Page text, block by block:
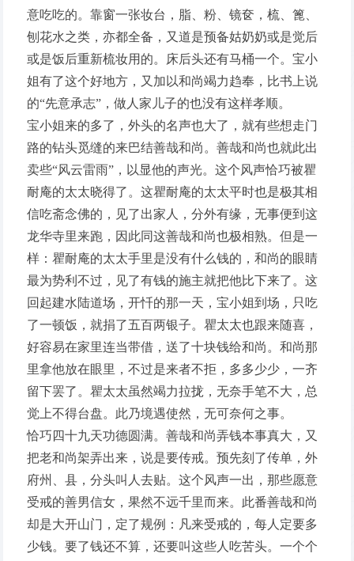
意吃吃的。靠窗一张妆台，脂、粉、镜奁，梳、篦、
刨花水之类，亦都全备，又道是预备姑奶奶或是觉后
或是饭后重新梳妆用的。床后头还有马桶一个。宝小
姐有了这个好地方，又加以和尚竭力趋奉，比书上说
的“先意承志”，做人家儿子的也没有这样孝顺。
宝小姐来的多了，外头的名声也大了，就有些想走门
路的钻头觅缝的来巴结善哉和尚。善哉和尚也就此出
卖些“风云雷雨”，以显他的声光。这个风声恰巧被瞿
耐庵的太太晓得了。这瞿耐庵的太太平时也是极其相
信吃斋念佛的，见了出家人，分外有缘，无事便到这
龙华寺里来跑，因此同这善哉和尚也极相熟。但是一
样：瞿耐庵的太太手里是没有什么钱的，和尚的眼睛
最为势利不过，见了有钱的施主就把他比下来了。这
回起建水陆道场，开忏的那一天，宝小姐到场，只吃
了一顿饭，就捐了五百两银子。瞿太太也跟来随喜，
好容易在家里连当带借，送了十块钱给和尚。和尚那
里拿他放在眼里，不过是来者不拒，多多少少，一齐
留下罢了。瞿太太虽然竭力拉拢，无奈手笔不大，总
觉上不得台盘。此乃境遇使然，无可奈何之事。
恰巧四十九天功德圆满。善哉和尚弄钱本事真大，又
把老和尚架弄出来，说是要传戒。预先刻了传单，外
府州、县，分头叫人去贴。这个风声一出，那些愿意
受戒的善男信女，果然不远千里而来。此番善哉和尚
却是大开山门，定了规例：凡来受戒的，每人定要多
少钱。要了钱还不算，还要叫这些人吃苦头。一个个